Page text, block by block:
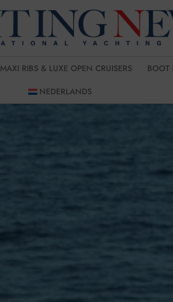
MAXI RIBS & LUXE OPEN CRUISERS
BOOT
NEDERLANDS